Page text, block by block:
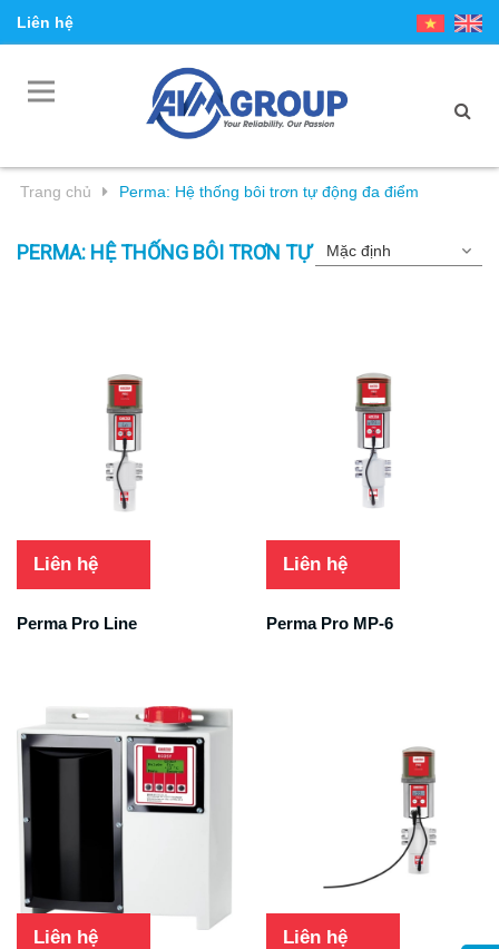
Liên hệ
Trang chủ Perma: Hệ thống bôi trơn tự động đa điểm
PERMA: HỆ THỐNG BÔI TRƠN TỰ ĐỘNG ĐA ĐIỂM
Liên hệ
Perma Pro Line
Liên hệ
Perma Pro MP-6
Liên hệ Liên hệ